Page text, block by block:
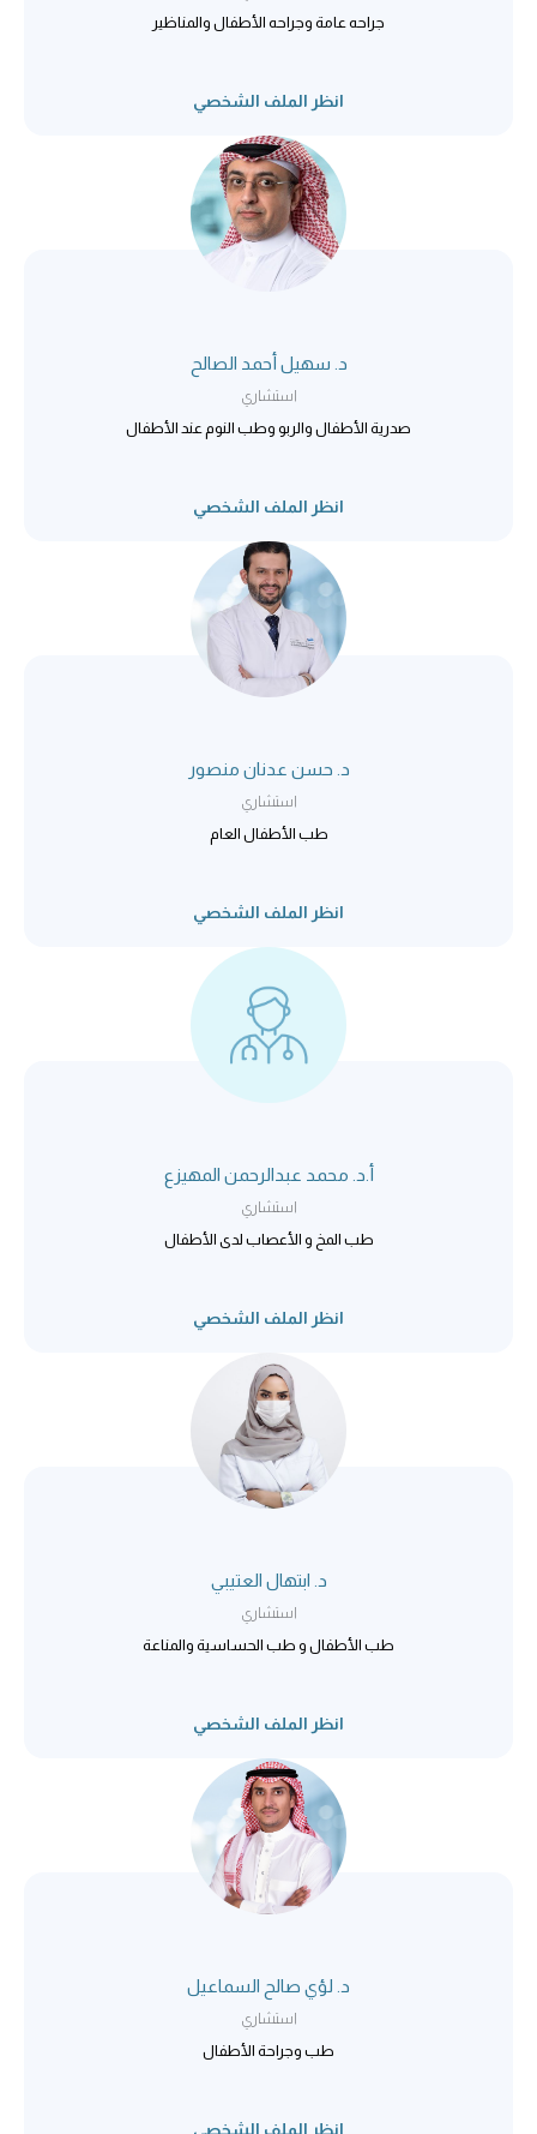
جراحه عامة وجراحه الأطفال والمناظير
انظر الملف الشخصي
د. سهيل أحمد الصالح
استشاري
صدرية الأطفال والربو وطب النوم عند الأطفال
انظر الملف الشخصي
د. حسن عدنان منصور
استشاري
طب الأطفال العام
انظر الملف الشخصي
أ.د. محمد عبدالرحمن المهيزع
استشاري
طب المخ و الأعصاب لدى الأطفال
انظر الملف الشخصي
د. ابتهال العتيبي
استشاري
طب الأطفال و طب الحساسية والمناعة
انظر الملف الشخصي
د. لؤي صالح السماعيل
استشاري
طب وجراحة الأطفال
انظر الملف الشخصي